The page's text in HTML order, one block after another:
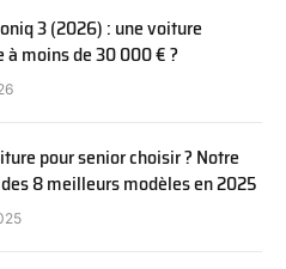
3 (2026) : une voiture
moins de 30 000 € ?
pour senior choisir ? Notre
8 meilleurs modèles en 2025